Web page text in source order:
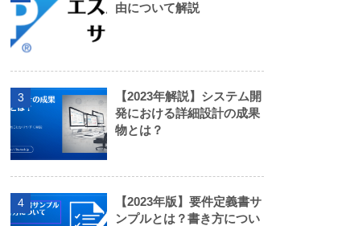
由について解説
3
【2023年解説】システム開
発における詳細設計の成果
物とは？
4
【2023年版】要件定義書サ
ンプルとは？書き方につい